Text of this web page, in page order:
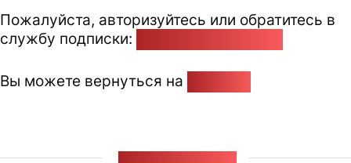
Пожалуйста, авторизуйтесь или обратитесь в
службу подписки:
Вы можете вернуться на